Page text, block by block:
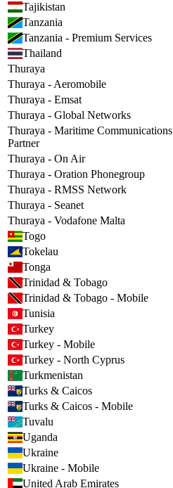
Tajikistan
Tanzania
Tanzania - Premium Services
Thailand
Thuraya
Thuraya - Aeromobile
Thuraya - Emsat
Thuraya - Global Networks
Thuraya - Maritime Communications
Partner
Thuraya - On Air
Thuraya - Oration Phonegroup
Thuraya - RMSS Network
Thuraya - Seanet
Thuraya - Vodafone Malta
Togo
Tokelau
Tonga
Trinidad & Tobago
Trinidad & Tobago - Mobile
Tunisia
Turkey
Turkey - Mobile
Turkey - North Cyprus
Turkmenistan
Turks & Caicos
Turks & Caicos - Mobile
Tuvalu
Uganda
Ukraine
Ukraine - Mobile
United Arab Emirates